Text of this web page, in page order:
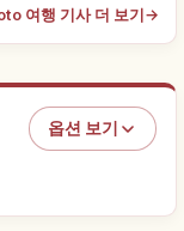
여행 기사 더 보기 →
옵션 보기